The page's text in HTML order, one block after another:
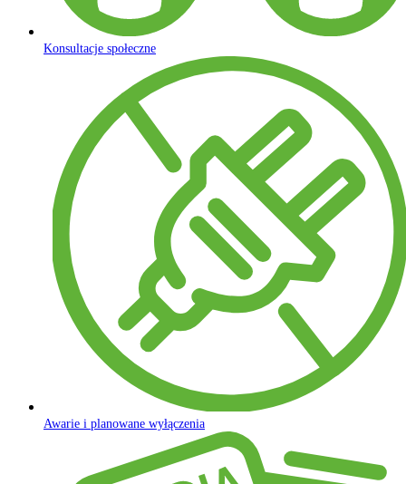
Konsultacje społeczne
Awarie i planowane wyłączenia